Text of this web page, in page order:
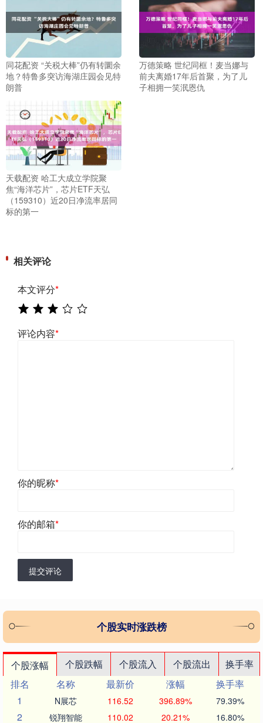
同花配资 “关税大棒”仍有转圜余
地？特鲁多突访海湖庄园会见特
朗普
万德策略 世纪同框！麦当娜与
前夫离婚17年后首聚，为了儿
子相拥一笑泯恩仇
天载配资 哈工大成立学院聚
焦“海洋芯片”，芯片ETF天弘
（159310）近20日净流率居同
标的第一
相关评论
本文评分*
评论内容*
你的昵称*
你的邮箱*
提交评论
个股实时涨跌榜
个股涨幅 个股跌幅 个股流入 个股流出
换手率
排名
名称 最新价 涨幅
换手率
1
N展芯 116.52 396.89% 79.39%
2 锐翔智能 110.02 20.21% 16.80%